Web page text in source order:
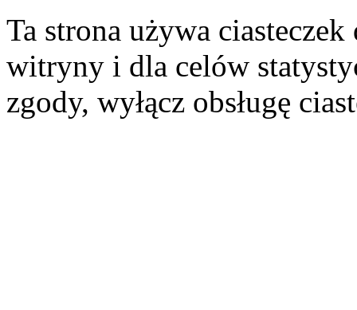
Ta strona używa
witryny i dla celów
zgody, wyłącz obsługę